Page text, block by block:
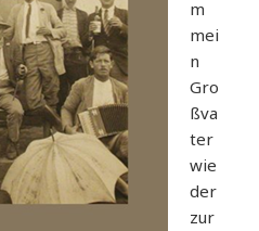
m
mei
n
Gro
ßva
ter
wie
der
zur